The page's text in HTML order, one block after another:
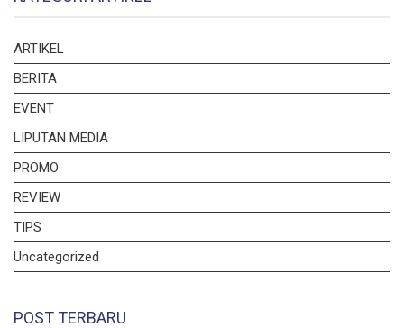
ARTIKEL
BERITA
EVENT
LIPUTAN MEDIA
PROMO
REVIEW
TIPS
Uncategorized
POST TERBARU